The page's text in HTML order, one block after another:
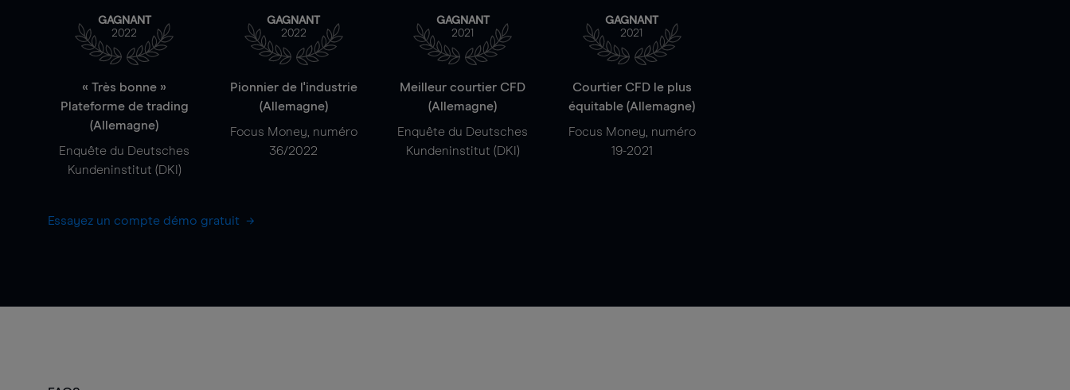
GAGNANT
2022
« Très bonne »
Plateforme de trading
(Allemagne)
Enquête du Deutsches
Kundeninstitut (DKI)
GAGNANT
2022
Pionnier de l'industrie
(Allemagne)
Focus Money, numéro
36/2022
GAGNANT
2021
Meilleur courtier CFD
(Allemagne)
Enquête du Deutsches
Kundeninstitut (DKI)
GAGNANT
2021
Courtier CFD le plus
équitable (Allemagne)
Focus Money, numéro
19-2021
Essayez un compte démo gratuit